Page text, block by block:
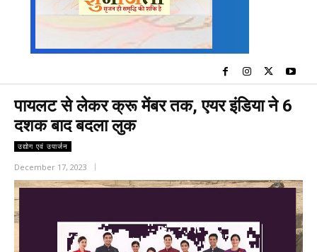
पायलट से लेकर क्रू मेंबर तक, एयर इंडिया ने 6
दशक बाद बदला लुक
उद्योग एवं उपार्जन
December 17, 2023